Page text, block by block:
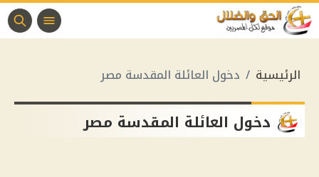
الرئيسية دخول العائلة المقدسة مصر
دخول العائلة المقدسة مصر